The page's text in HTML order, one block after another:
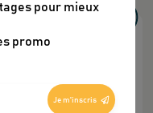
pour mieux
promo
Je m'inscris
donner votre avis